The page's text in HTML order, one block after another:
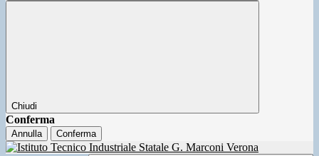
Chiudi
Conferma
Annulla Conferma